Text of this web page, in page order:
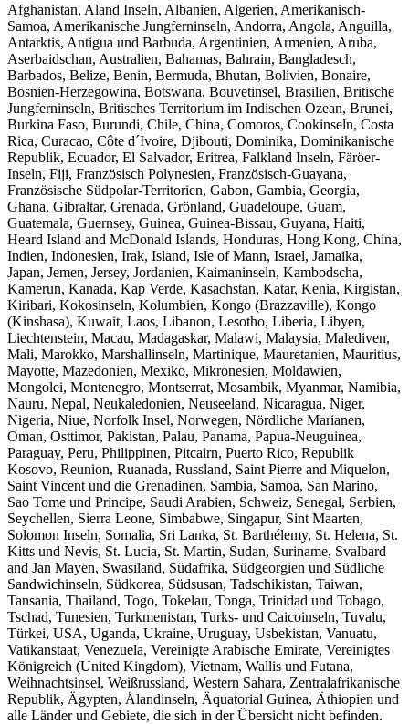
Afghanistan, Aland Inseln, Albanien, Algerien, Amerikanisch-
Samoa, Amerikanische Jungferninseln, Andorra, Angola, Anguilla,
Antarktis, Antigua und Barbuda, Argentinien, Armenien, Aruba,
Aserbaidschan, Australien, Bahamas, Bahrain, Bangladesch,
Barbados, Belize, Benin, Bermuda, Bhutan, Bolivien, Bonaire,
Bosnien-Herzegowina, Botswana, Bouvetinsel, Brasilien, Britische
Jungferninseln, Britisches Territorium im Indischen Ozean, Brunei,
Burkina Faso, Burundi, Chile, China, Comoros, Cookinseln, Costa
Rica, Curacao, Côte d´Ivoire, Djibouti, Dominika, Dominikanische
Republik, Ecuador, El Salvador, Eritrea, Falkland Inseln, Färöer-
Inseln, Fiji, Französisch Polynesien, Französisch-Guayana,
Französische Südpolar-Territorien, Gabon, Gambia, Georgia,
Ghana, Gibraltar, Grenada, Grönland, Guadeloupe, Guam,
Guatemala, Guernsey, Guinea, Guinea-Bissau, Guyana, Haiti,
Heard Island and McDonald Islands, Honduras, Hong Kong, China,
Indien, Indonesien, Irak, Island, Isle of Mann, Israel, Jamaika,
Japan, Jemen, Jersey, Jordanien, Kaimaninseln, Kambodscha,
Kamerun, Kanada, Kap Verde, Kasachstan, Katar, Kenia, Kirgistan,
Kiribari, Kokosinseln, Kolumbien, Kongo (Brazzaville), Kongo
(Kinshasa), Kuwait, Laos, Libanon, Lesotho, Liberia, Libyen,
Liechtenstein, Macau, Madagaskar, Malawi, Malaysia, Malediven,
Mali, Marokko, Marshallinseln, Martinique, Mauretanien, Mauritius,
Mayotte, Mazedonien, Mexiko, Mikronesien, Moldawien,
Mongolei, Montenegro, Montserrat, Mosambik, Myanmar, Namibia,
Nauru, Nepal, Neukaledonien, Neuseeland, Nicaragua, Niger,
Nigeria, Niue, Norfolk Insel, Norwegen, Nördliche Marianen,
Oman, Osttimor, Pakistan, Palau, Panama, Papua-Neuguinea,
Paraguay, Peru, Philippinen, Pitcairn, Puerto Rico, Republik
Kosovo, Reunion, Ruanada, Russland, Saint Pierre and Miquelon,
Saint Vincent und die Grenadinen, Sambia, Samoa, San Marino,
Sao Tome und Principe, Saudi Arabien, Schweiz, Senegal, Serbien,
Seychellen, Sierra Leone, Simbabwe, Singapur, Sint Maarten,
Solomon Inseln, Somalia, Sri Lanka, St. Barthélemy, St. Helena, St.
Kitts und Nevis, St. Lucia, St. Martin, Sudan, Suriname, Svalbard
and Jan Mayen, Swasiland, Südafrika, Südgeorgien und Südliche
Sandwichinseln, Südkorea, Südsusan, Tadschikistan, Taiwan,
Tansania, Thailand, Togo, Tokelau, Tonga, Trinidad und Tobago,
Tschad, Tunesien, Turkmenistan, Turks- und Caicoinseln, Tuvalu,
Türkei, USA, Uganda, Ukraine, Uruguay, Usbekistan, Vanuatu,
Vatikanstaat, Venezuela, Vereinigte Arabische Emirate, Vereinigtes
Königreich (United Kingdom), Vietnam, Wallis und Futana,
Weihnachtsinsel, Weißrussland, Western Sahara, Zentralafrikanische
Republik, Ägypten, Ålandinseln, Äquatorial Guinea, Äthiopien und
alle Länder und Gebiete, die sich in der Übersicht nicht befinden.